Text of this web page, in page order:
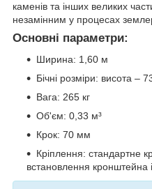
каменів та інших великих
незамінним у процесах
Основні параметри:
Ширина: 1,60 м
Бічні розміри: висота
Вага: 265 кг
Об'єм: 0,33 м³
Крок: 70 мм
Кріплення: стандартне
встановлення кронштейна